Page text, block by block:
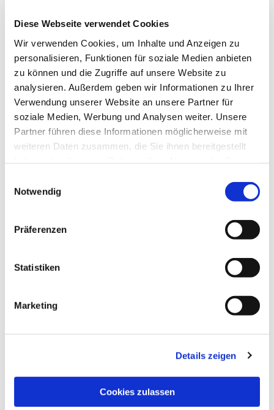
Diese Webseite verwendet Cookies
Wir verwenden Cookies, um Inhalte und Anzeigen zu
personalisieren, Funktionen für soziale Medien anbieten
zu können und die Zugriffe auf unsere Website zu
analysieren. Außerdem geben wir Informationen zu Ihrer
Verwendung unserer Website an unsere Partner für
soziale Medien, Werbung und Analysen weiter. Unsere
Partner führen diese Informationen möglicherweise mit
weiteren Daten zusammen, die Sie ihnen bereitgestellt
Notwendig
Präferenzen
Statistiken
Marketing
Details zeigen
Cookies zulassen
Dies könnte Sie auch